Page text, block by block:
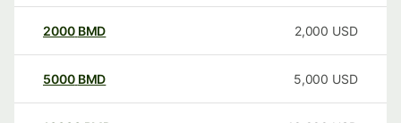
2000 BMD 2,000 USD
5000 BMD 5,000 USD